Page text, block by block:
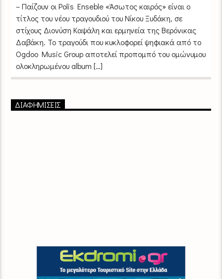
– Παίζουν οι Polis Enseble «Άσωτος καιρός» είναι ο
τίτλος του νέου τραγουδιού του Νίκου Ξυδάκη, σε
στίχους Διονύση Καψάλη και ερμηνεία της Βερόνικας
Δαβάκη. Το τραγούδι που κυκλοφορεί ψηφιακά από το
Ogdoo Music Group αποτελεί προπομπό του ομώνυμου
ολοκληρωμένου album […]
ΔΙΑΦΗΜΙΣΕΙΣ